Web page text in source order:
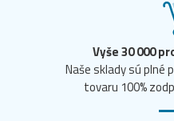
Vyše 30 000
Naše sklady sú
tovaru 100%